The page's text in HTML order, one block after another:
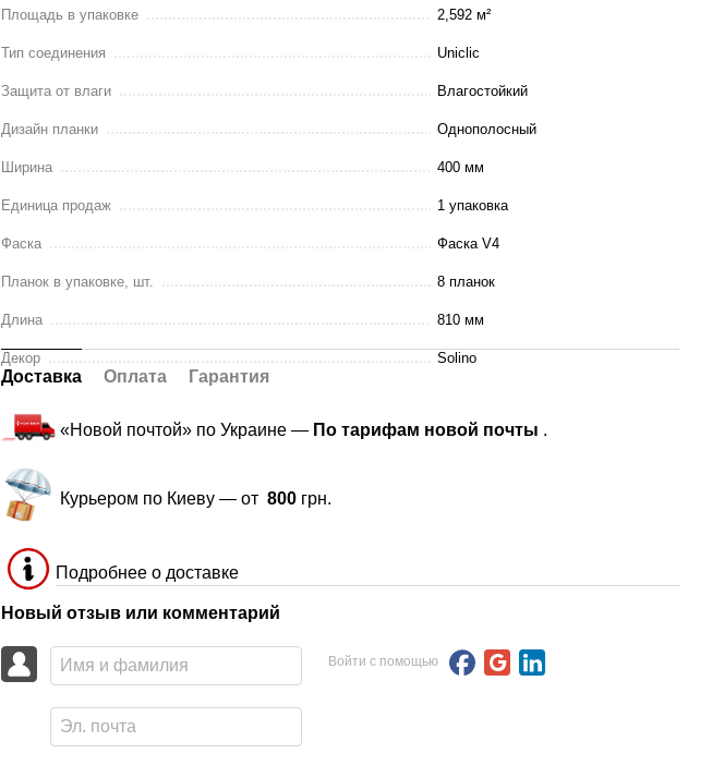
Площадь в упаковке 2,592 м²
Тип соединения Uniclic
Защита от влаги Влагостойкий
Дизайн планки Однополосный
Ширина 400 мм
Единица продаж 1 упаковка
Фаска Фаска V4
Планок в упаковке, шт. 8 планок
Длина 810 мм
Декор Solino
Доставка Оплата Гарантия
«Новой почтой» по Украине — По тарифам новой почты .
Курьером по Киеву — от 800 грн.
Подробнее о доставке
Новый отзыв или комментарий
Войти с помощью